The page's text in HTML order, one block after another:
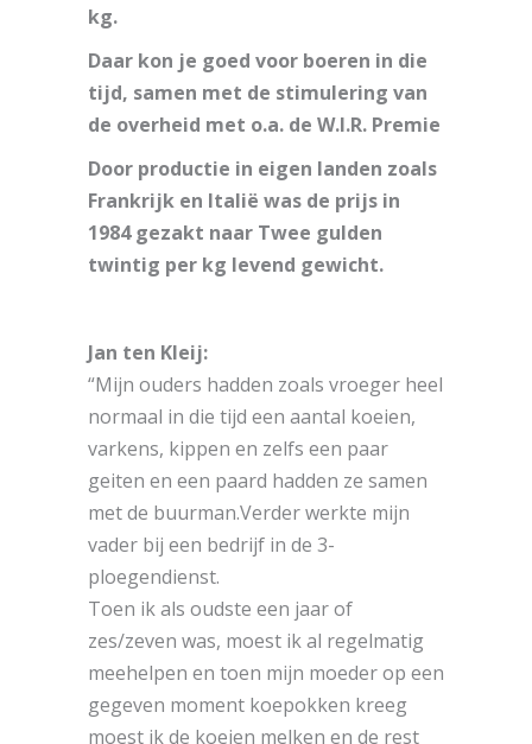
kg.
Daar kon je goed voor boeren in die
tijd, samen met de stimulering van
de overheid met o.a. de W.I.R. Premie
Door productie in eigen landen zoals
Frankrijk en Italië was de prijs in
1984 gezakt naar Twee gulden
twintig per kg levend gewicht.
Jan ten Kleij:
“Mijn ouders hadden zoals vroeger heel
normaal in die tijd een aantal koeien,
varkens, kippen en zelfs een paar
geiten en een paard hadden ze samen
met de buurman.Verder werkte mijn
vader bij een bedrijf in de 3-
ploegendienst.
Toen ik als oudste een jaar of
zes/zeven was, moest ik al regelmatig
meehelpen en toen mijn moeder op een
gegeven moment koepokken kreeg
moest ik de koeien melken en de rest